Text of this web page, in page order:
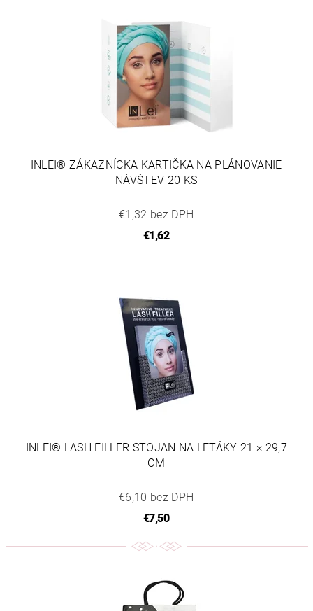
INLEI® ZÁKAZNÍCKA KARTIČKA NA PLÁNOVANIE
NÁVŠTEV 20 KS
€1,32 bez DPH
€1,62
INLEI® LASH FILLER STOJAN NA LETÁKY 21 × 29,7
CM
€6,10 bez DPH
€7,50